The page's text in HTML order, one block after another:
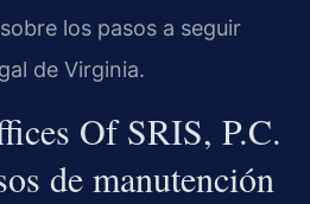
los pasos a seguir
de Virginia.
Of SRIS, P.C.
de manutención